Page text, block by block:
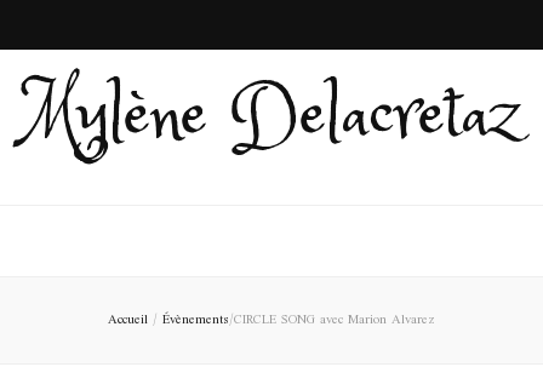
Mylène Delacretaz
Accueil/ Évènements/CIRCLE SONG avec Marion Alvarez